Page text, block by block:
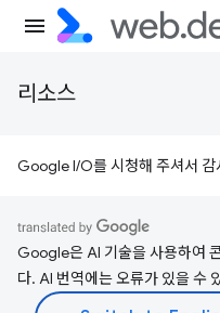
리소스
Google I/O를 시청해 주셔서 감
Google은 AI 기술을 사용하여
다. AI 번역에는 오류가 있을 수